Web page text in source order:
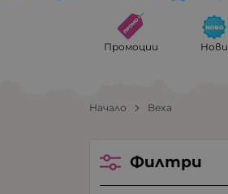
Промоции Нови
Начало Bexa
Филтри